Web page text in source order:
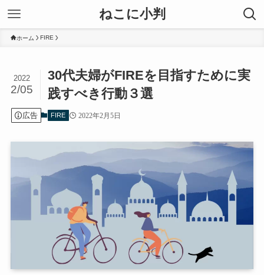
ねこに小判
ホーム FIRE
30代夫婦がFIREを目指すために実
践すべき行動３選
2022
2/05
広告 FIRE 2022年2月5日